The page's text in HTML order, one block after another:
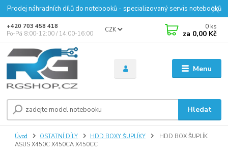
Prodej náhradních dílů do notebooků - specializovaný servis notebooků
Menu
CZK
Hledat
+420 703 458 418
Po-Pá 8:00-12:00 / 14:00-16:00
0 ks
za 0,00 Kč
Úvod OSTATNÍ DÍLY HDD BOXY ŠUPLÍKY
HDD BOX ŠUPLÍK
ASUS X450C X450CA X450CC